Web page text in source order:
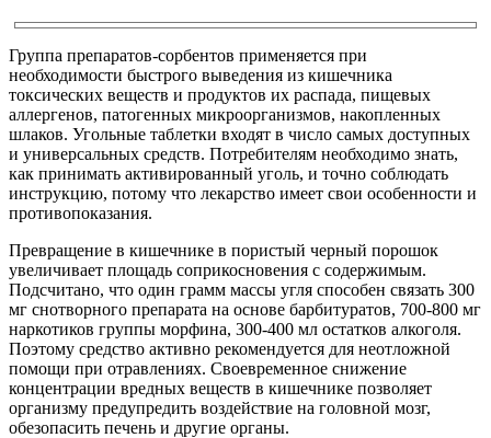
Группа препаратов-сорбентов применяется при
необходимости быстрого выведения из кишечника
токсических веществ и продуктов их распада, пищевых
аллергенов, патогенных микроорганизмов, накопленных
шлаков. Угольные таблетки входят в число самых доступных
и универсальных средств. Потребителям необходимо знать,
как принимать активированный уголь, и точно соблюдать
инструкцию, потому что лекарство имеет свои особенности и
противопоказания.
Превращение в кишечнике в пористый черный порошок
увеличивает площадь соприкосновения с содержимым.
Подсчитано, что один грамм массы угля способен связать 300
мг снотворного препарата на основе барбитуратов, 700-800 мг
наркотиков группы морфина, 300-400 мл остатков алкоголя.
Поэтому средство активно рекомендуется для неотложной
помощи при отравлениях. Своевременное снижение
концентрации вредных веществ в кишечнике позволяет
организму предупредить воздействие на головной мозг,
обезопасить печень и другие органы.